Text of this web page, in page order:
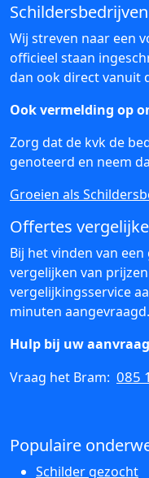
Wij streven naar een
officieel staan
dan ook direct vanuit
Ook vermelding op
Zorg dat de kvk de
genoteerd en neem
Groeien als
Offertes
Bij het vinden van
vergelijken van
vergelijkingsservice
minuten aangevraagd.
Hulp bij uw
Vraag het Bram: 085
Populaire
Schilder gezocht